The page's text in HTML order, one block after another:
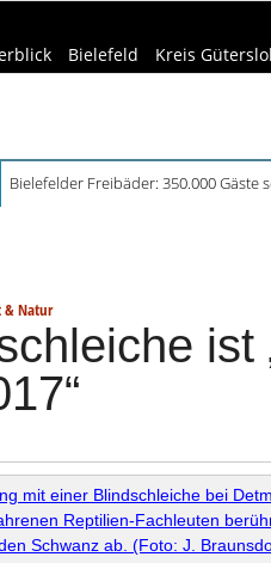
Bielefeld Kreis
Bielefelder Freibäder: 350.000 Gäste
& Natur
ist